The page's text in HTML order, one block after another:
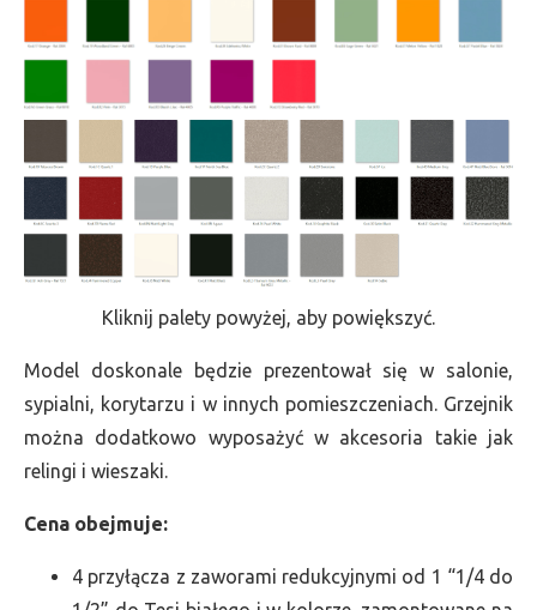
Kliknij palety powyżej, aby powiększyć.
Model doskonale będzie prezentował się w salonie,
sypialni, korytarzu i w innych pomieszczeniach. Grzejnik
można dodatkowo wyposażyć w akcesoria takie jak
relingi i wieszaki.
Cena obejmuje:
4 przyłącza z zaworami redukcyjnymi od 1 “1/4 do